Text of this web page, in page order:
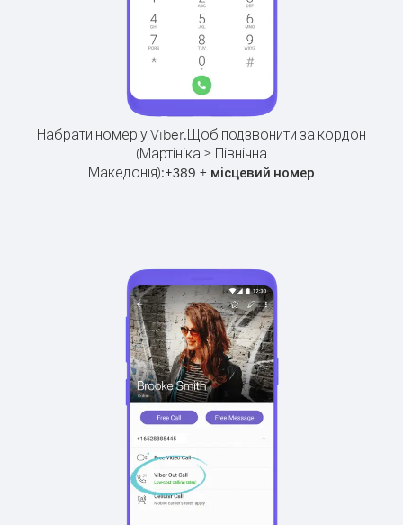
Набрати номер у Viber.Щоб подзвонити за кордон
(Мартініка > Північна
Македонія):+389 + місцевий номер